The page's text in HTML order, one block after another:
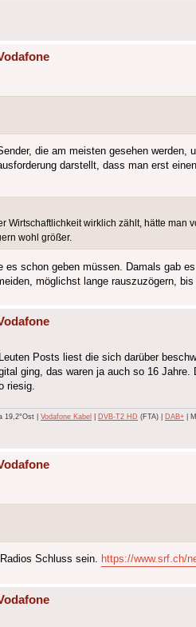
die am meisten gesehen werden,
darstellt, dass man erst
wirklich zählt, hätte man
wohl größer.
schon geben müssen. Damals gab
möglichst lange rauszuzögern,
Posts liest die sich darüber
ging, das waren ja auch so 16
riesig.
19,2°Ost | Vodafone Kabel DVB-T2 HD (FTA) | DAB+ |
Schluss sein. https://www.srf.ch/